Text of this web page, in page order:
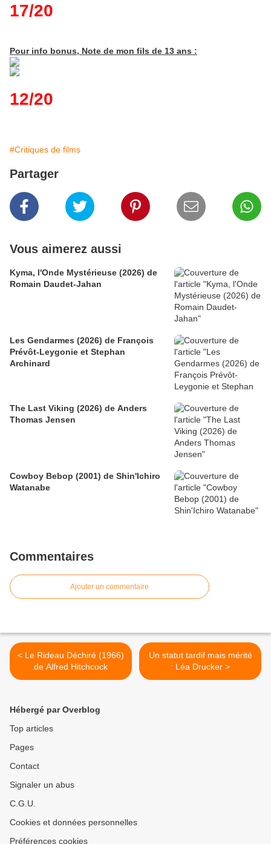
17/20
Pour info bonus, Note de mon fils de 13 ans :
12/20
#Critiques de films
Partager
Vous aimerez aussi
Kyma, l'Onde Mystérieuse (2026) de
Romain Daudet-Jahan
Les Gendarmes (2026) de François
Prévôt-Leygonie et Stephan
Archinard
The Last Viking (2026) de Anders
Thomas Jensen
Cowboy Bebop (2001) de Shin'Ichiro
Watanabe
Commentaires
Ajouter un commentaire
< Le Rideau Déchiré (1966)
de Alfred Hitchcock
Un statut tardif mais mérité
: Léa Drucker >
Hébergé par Overblog
Top articles
Pages
Contact
Signaler un abus
C.G.U.
Cookies et données personnelles
Préférences cookies